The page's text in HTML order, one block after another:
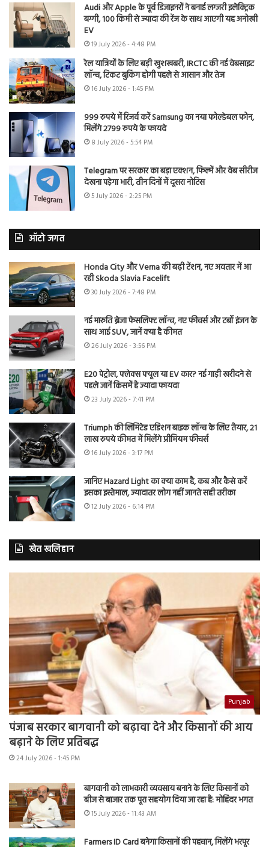
Audi और Apple के पूर्व डिजाइनरों ने बनाई लग्जरी इलेक्ट्रिक
बग्गी, 100 किमी से ज्यादा की रेंज के साथ आएगी यह अनोखी
EV
19 July 2026 - 4:48 PM
रेल यात्रियों के लिए बड़ी खुशखबरी, IRCTC की नई वेबसाइट
लॉन्च, टिकट बुकिंग होगी पहले से आसान और तेज
16 July 2026 - 1:45 PM
999 रुपये में रिजर्व करें Samsung का नया फोल्डेबल फोन,
मिलेंगे 2799 रुपये के फायदे
8 July 2026 - 5:54 PM
Telegram पर सरकार का बड़ा एक्शन, फिल्में और वेब सीरीज
देखना पड़ेगा भारी, तीन दिनों में दूसरा नोटिस
5 July 2026 - 2:25 PM
ऑटो जगत
Honda City और Verna की बढ़ी टेंशन, नए अवतार में आ
रही Skoda Slavia Facelift
30 July 2026 - 7:48 PM
नई मारुति ब्रेजा फेसलिफ्ट लॉन्च, नए फीचर्स और टर्बो इंजन के
साथ आई SUV, जानें क्या है कीमत
26 July 2026 - 3:56 PM
E20 पेट्रोल, फ्लेक्स फ्यूल या EV कार? नई गाड़ी खरीदने से
पहले जानें किसमें है ज्यादा फायदा
23 July 2026 - 7:41 PM
Triumph की लिमिटेड एडिशन बाइक लॉन्च के लिए तैयार, 21
लाख रुपये कीमत में मिलेंगे प्रीमियम फीचर्स
16 July 2026 - 3:17 PM
जानिए Hazard Light का क्या काम है, कब और कैसे करें
इसका इस्तेमाल, ज्यादातर लोग नहीं जानते सही तरीका
12 July 2026 - 6:14 PM
खेत खलिहान
Punjab
पंजाब सरकार बागवानी को बढ़ावा देने और किसानों की आय
बढ़ाने के लिए प्रतिबद्ध
24 July 2026 - 1:45 PM
बागवानी को लाभकारी व्यवसाय बनाने के लिए किसानों को
बीज से बाजार तक पूरा सहयोग दिया जा रहा है: मोहिंदर भगत
15 July 2026 - 11:43 AM
Farmers ID Card बनेगा किसानों की पहचान, मिलेंगे भरपूर